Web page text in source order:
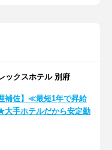
ックスホテル 別府
補佐】≪最短1年で昇給
手ホテルだから安定勤